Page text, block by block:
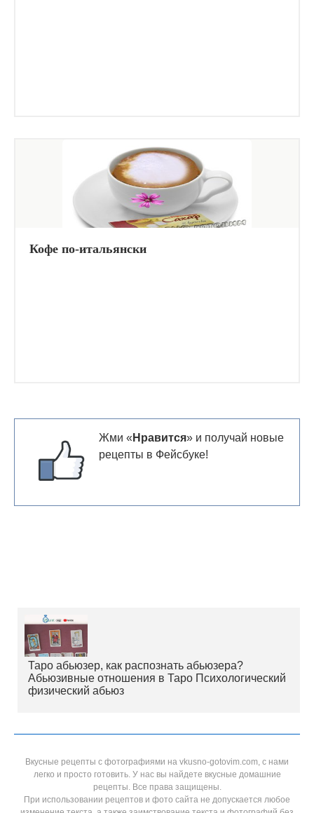
Кофе по-итальянски
Жми « Нравится» и получай новые
рецепты в Фейсбуке!
Таро абьюзер, как распознать абьюзера?
Абьюзивные отношения в Таро Психологический
физический абьюз
Вкусные рецепты с фотографиями на vkusno-gotovim.com, с нами
легко и просто готовить. У нас вы найдете вкусные домашние
рецепты. Все права защищены.
При использовании рецептов и фото сайта не допускается любое